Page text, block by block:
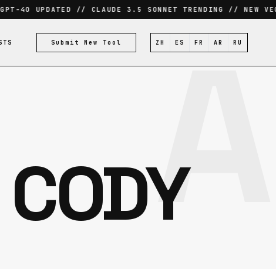
UPDATED // CLAUDE 3.5 SONNET TRENDING // NEW
Submit New Tool ZH ES FR AR RU